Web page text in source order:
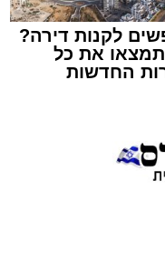
של למעלה
הבריאות וההשראה
עבור
לקנות דירה?
תמצאו את כל
החדשות